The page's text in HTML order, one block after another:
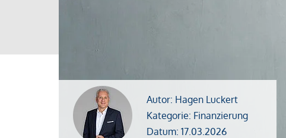
Autor: Hagen Luckert
Kategorie: Finanzierung
Datum: 17.03.2026